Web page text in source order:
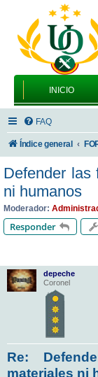
INICIO
FAQ
Índice general
Defender las
ni humanos
Moderador:
Responder
depeche
Coronel
Re:
materiales ni